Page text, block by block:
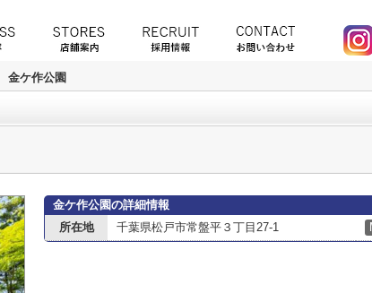
金ケ作公園
金ケ作公園の詳細情報
所在地
千葉県松戸市常盤平３丁目27-1